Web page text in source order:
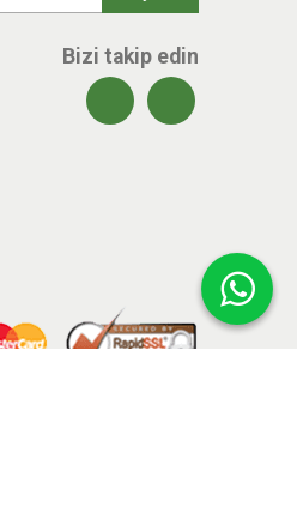
Bizi takip edin